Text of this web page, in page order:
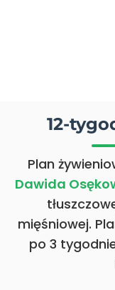
12-
Plan
Dawida
mięśniowej.
po 3